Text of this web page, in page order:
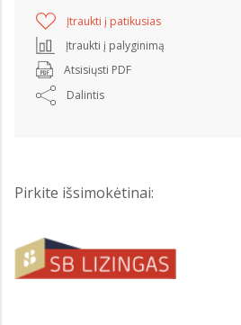
Įtraukti į patikusias
Įtraukti į palyginimą
Atsisiųsti PDF
Dalintis
Pirkite išsimokėtinai: